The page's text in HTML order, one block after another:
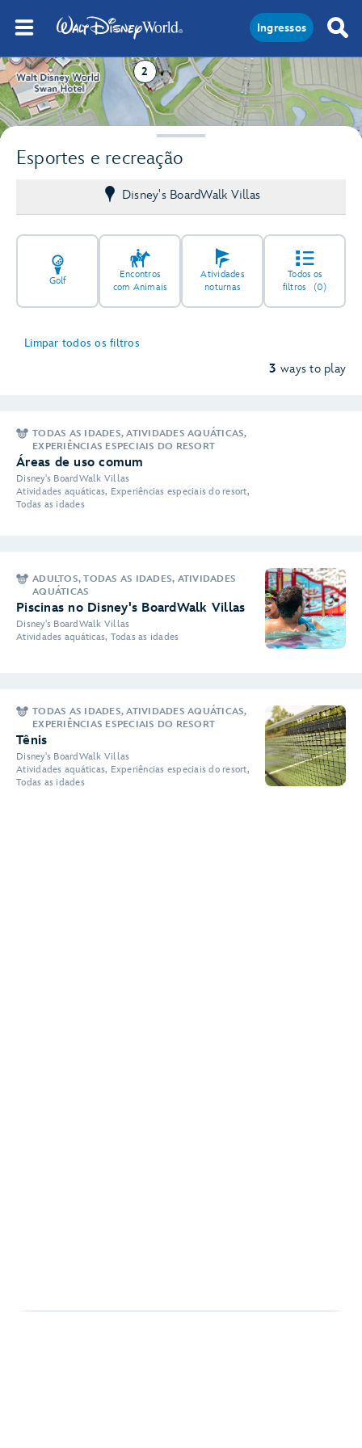
Ingressos
Esportes e recreação
Disney's BoardWalk Villas
Golf
Encontros
com Animais
Atividades
noturnas
Todos os
filtros (0)
Limpar todos os filtros
3 ways to play
TODAS AS IDADES, ATIVIDADES AQUÁTICAS,
EXPERIÊNCIAS ESPECIAIS DO RESORT
Áreas de uso comum
Disney's BoardWalk Villas
Atividades aquáticas, Experiências especiais do resort,
Todas as idades
ADULTOS, TODAS AS IDADES, ATIVIDADES
AQUÁTICAS
Piscinas no Disney's BoardWalk Villas
Disney's BoardWalk Villas
Atividades aquáticas, Todas as idades
TODAS AS IDADES, ATIVIDADES AQUÁTICAS,
EXPERIÊNCIAS ESPECIAIS DO RESORT
Tênis
Disney's BoardWalk Villas
Atividades aquáticas, Experiências especiais do resort,
Todas as idades
2